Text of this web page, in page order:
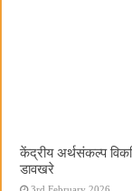
केंद्रीय अर्थसंकल्प
डावखरे